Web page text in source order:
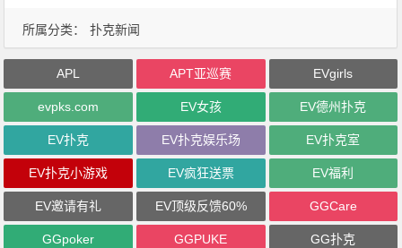
所属分类： 扑克新闻
APL APT亚巡赛 EVgirls
evpks.com EV女孩 EV德州扑克
EV扑克 EV扑克娱乐场 EV扑克室
EV扑克小游戏 EV疯狂送票 EV福利
EV邀请有礼 EV顶级反馈60% GGCare
GGpoker GGPUKE GG扑克